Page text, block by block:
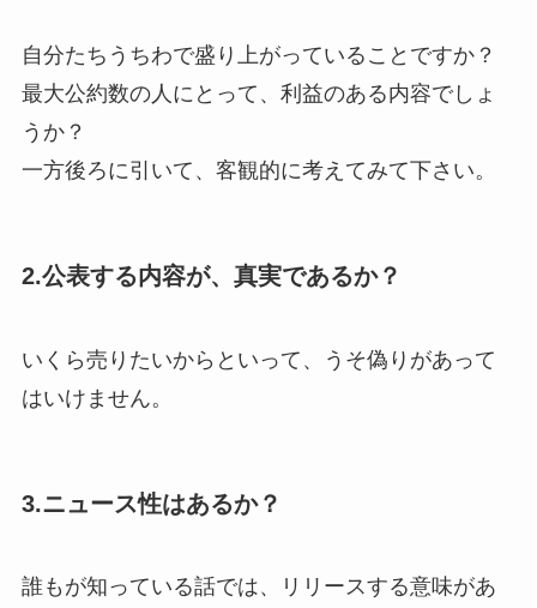
自分たちうちわで盛り上がっていることですか？
最大公約数の人にとって、利益のある内容でしょ
うか？
一方後ろに引いて、客観的に考えてみて下さい。
2.公表する内容が、真実であるか？
いくら売りたいからといって、うそ偽りがあって
はいけません。
3.ニュース性はあるか？
誰もが知っている話では、リリースする意味があ